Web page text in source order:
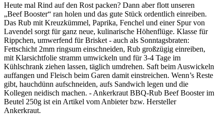
Heute mal Rind auf den Rost packen? Dann aber flott unseren
„Beef Booster“ ran holen und das gute Stück ordentlich einreiben.
Das Rub mit Kreuzkümmel, Paprika, Fenchel und einer Spur von
Lavendel sorgt für ganz neue, kulinarische Höhenflüge. Klasse für
Rippchen, umwerfend für Brisket - auch als Sonntagsbraten:
Fettschicht 2mm ringsum einschneiden, Rub großzügig einreiben,
mit Klarsichtfolie stramm umwickeln und für 3-4 Tage im
Kühlschrank ziehen lassen, täglich umdrehen. Saft beim Auswickeln
auffangen und Fleisch beim Garen damit einstreichen. Wenn’s Reste
gibt, hauchdünn aufschneiden, aufs Sandwich legen und die
Kollegen neidisch machen. - Ankerkraut BBQ-Rub Beef Booster im
Beutel 250g ist ein Artikel vom Anbieter bzw. Hersteller
Ankerkraut.